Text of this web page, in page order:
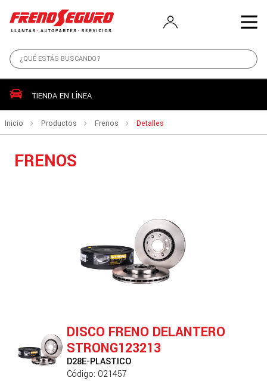
TIENDA EN LÍNEA
Inicio Productos Frenos Detalles
FRENOS
DISCO FRENO DELANTERO
STRONG123213
D28E-PLASTICO
Código: 021457